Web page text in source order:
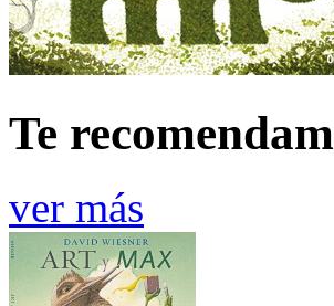
Te
ver más